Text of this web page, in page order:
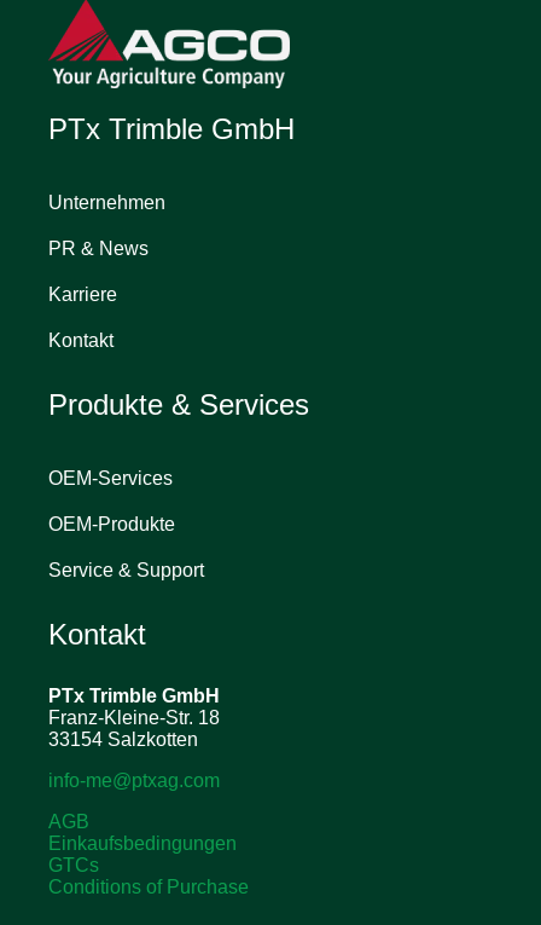
PTx Trimble GmbH
Unternehmen
PR & News
Karriere
Kontakt
Produkte & Services
OEM-Services
OEM-Produkte
Service & Support
Kontakt
PTx Trimble GmbH
Franz-Kleine-Str. 18
33154 Salzkotten
info-me@ptxag.com
AGB
Einkaufsbedingungen
GTCs
Conditions of Purchase